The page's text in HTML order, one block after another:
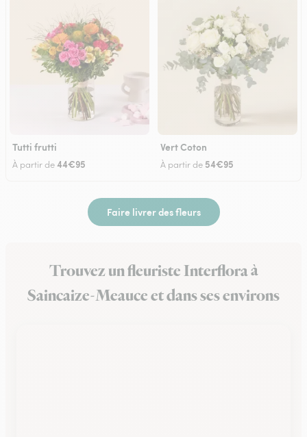
Tutti frutti
À partir de44€95
Vert Coton
À partir de 54€95
Faire livrer des fleurs
Trouvez un fleuriste Interflora à
Saincaize-Meauce et dans ses environs